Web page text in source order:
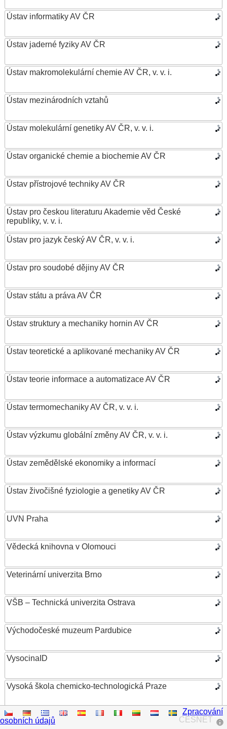
Ústav informatiky AV ČR
Ústav jaderné fyziky AV ČR
Ústav makromolekulární chemie AV ČR, v. v. i.
Ústav mezinárodních vztahů
Ústav molekulární genetiky AV ČR, v. v. i.
Ústav organické chemie a biochemie AV ČR
Ústav přístrojové techniky AV ČR
Ústav pro českou literaturu Akademie věd České
republiky, v. v. i.
Ústav pro jazyk český AV ČR, v. v. i.
Ústav pro soudobé dějiny AV ČR
Ústav státu a práva AV ČR
Ústav struktury a mechaniky hornin AV ČR
Ústav teoretické a aplikované mechaniky AV ČR
Ústav teorie informace a automatizace AV ČR
Ústav termomechaniky AV ČR, v. v. i.
Ústav výzkumu globální změny AV ČR, v. v. i.
Ústav zemědělské ekonomiky a informací
Ústav živočišné fyziologie a genetiky AV ČR
UVN Praha
Vědecká knihovna v Olomouci
Veterinární univerzita Brno
VŠB – Technická univerzita Ostrava
Východočeské muzeum Pardubice
VysocinaID
Vysoká škola chemicko-technologická Praze
Vysoká škola ekonomická v Praze
CESNET
Zpracování
osobních údajů